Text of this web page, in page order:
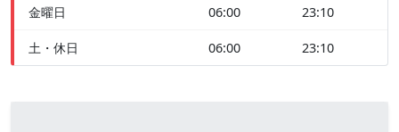
金曜日 06:00 23:10
土・休日 06:00 23:10